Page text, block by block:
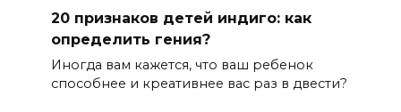
20 признаков детей индиго: как
определить гения?
Иногда вам кажется, что ваш ребенок
способнее и креативнее вас раз в двести?